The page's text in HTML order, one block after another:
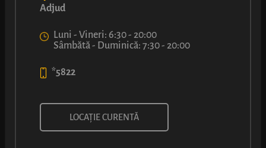
LUCA PICANT
Adjud
Luni - Vineri: 6:30 - 20:00
Sâmbătă - Duminică: 7:30 - 20:00
*5822
LOCAȚIE CURENTĂ